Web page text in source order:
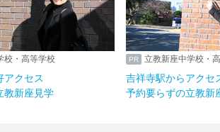
校・高等学校
アクセス
教新座見学
立教新座中学校・
吉祥寺駅からアクセ
予約要らずの立教新